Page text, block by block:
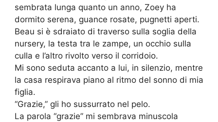
sembrata lunga quanto un anno, Zoey ha
dormito serena, guance rosate, pugnetti aperti.
Beau si è sdraiato di traverso sulla soglia della
nursery, la testa tra le zampe, un occhio sulla
culla e l’altro rivolto verso il corridoio.
Mi sono seduta accanto a lui, in silenzio, mentre
la casa respirava piano al ritmo del sonno di mia
figlia.
“Grazie,” gli ho sussurrato nel pelo.
La parola “grazie” mi sembrava minuscola